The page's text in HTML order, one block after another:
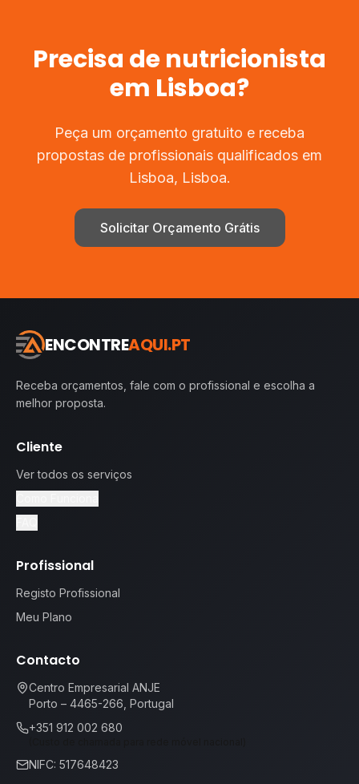
Precisa denutricionista
em Lisboa?
Peça um orçamento gratuito e receba
propostas de profissionais qualificados em
Lisboa, Lisboa.
Solicitar Orçamento Grátis
ENCONTREAQUI.PT
Receba orçamentos, fale com o profissional e escolha a
melhor proposta.
Cliente
Ver todos os serviços
Profissional
Registo Profissional
Meu Plano
Contacto
Centro Empresarial ANJE
Porto – 4465-266, Portugal
+351 912 002 680
NIFC: 517648423